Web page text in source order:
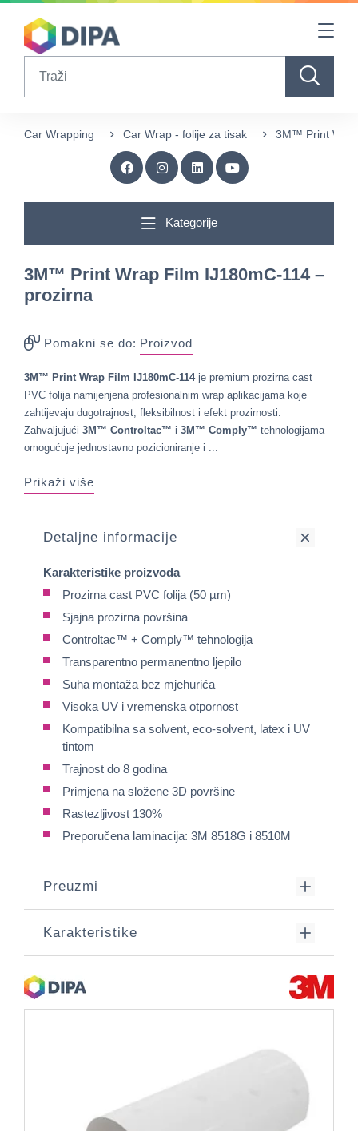
Table Of Content
Car Wrapping Car Wrap - folije za tisak 3M™ Print
Kategorije
3M™ Print Wrap Film IJ180mC-114 –
prozirna
Pomakni se do: Proizvod
3M™ Print Wrap Film IJ180mC-114je premium prozirna cast
PVC folija namijenjena profesionalnim wrap aplikacijama koje
zahtijevaju dugotrajnost, fleksibilnost i efekt prozirnosti.
Zahvaljujući 3M™ Controltac™ i 3M™ Comply™ tehnologijama
omogućuje jednostavno pozicioniranje i ...
Prikaži više
Detaljne informacije
Karakteristike proizvoda
Prozirna cast PVC folija (50 µm)
Sjajna prozirna površina
Controltac™ + Comply™ tehnologija
Transparentno permanentno ljepilo
Suha montaža bez mjehurića
Visoka UV i vremenska otpornost
Kompatibilna sa solvent, eco-solvent, latex i UV
tintom
Trajnost do 8 godina
Primjena na složene 3D površine
Rastezljivost 130%
Preporučena laminacija: 3M 8518G i 8510M
Preuzmi
Karakteristike